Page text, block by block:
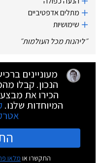
מתלים אדפטיביים
שימושיות
״ליהנות מכל העולמות״
מעוניינים
הנכון. קבלו
הכירו את
המיוחדות שלנו.
התקשרו או מלאו